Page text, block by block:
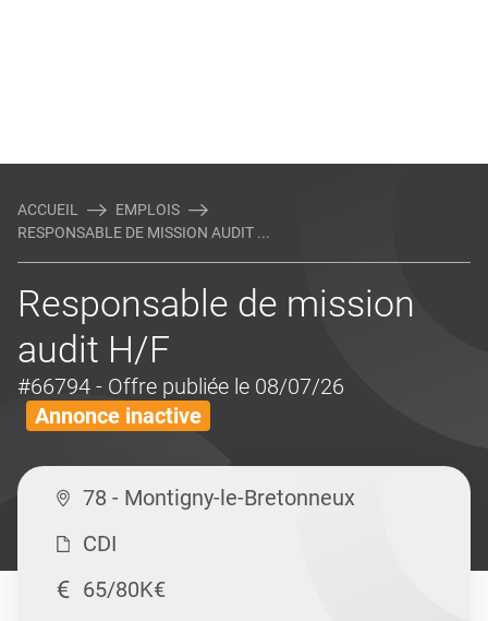
ACCUEIL
EMPLOIS
RESPONSABLE DE MISSION AUDIT ...
Responsable de mission
audit H/F
#66794 - Offre publiée le 08/07/26
Annonce inactive
78 - Montigny-le-Bretonneux
CDI
65/80K€